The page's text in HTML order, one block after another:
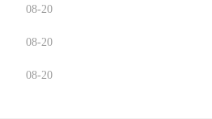
08-20
08-20
08-20